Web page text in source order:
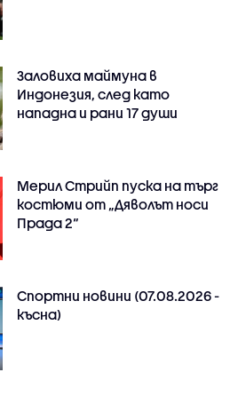
Заловиха маймуна в
Индонезия, след като
нападна и рани 17 души
Мерил Стрийп пуска на търг
костюми от „Дяволът носи
Прада 2“
Спортни новини (07.08.2026 -
късна)